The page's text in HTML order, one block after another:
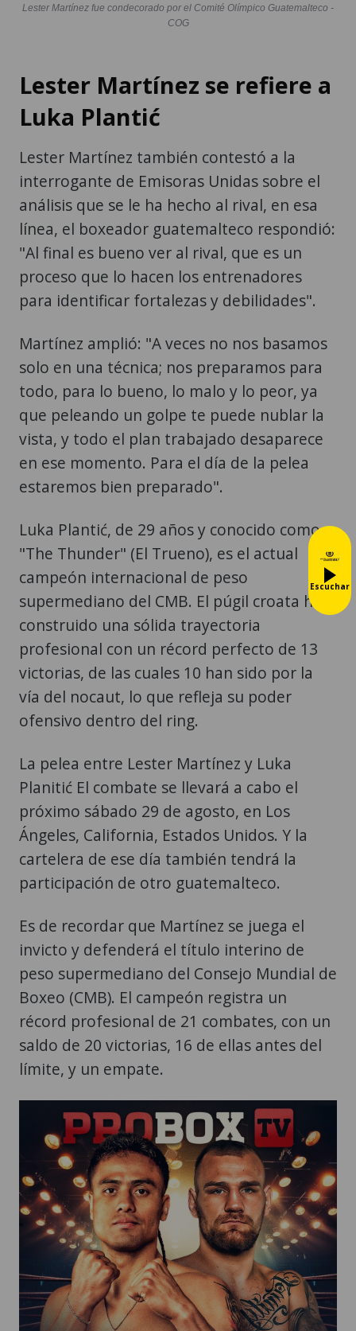
Lester Martínez fue condecorado por el Comité Olímpico Guatemalteco -
COG
Lester Martínez se refiere a
Luka Plantić
Lester Martínez también contestó a la
interrogante de Emisoras Unidas sobre el
análisis que se le ha hecho al rival, en esa
línea, el boxeador guatemalteco respondió:
"Al final es bueno ver al rival, que es un
proceso que lo hacen los entrenadores
para identificar fortalezas y debilidades".
Martínez amplió: "A veces no nos basamos
solo en una técnica; nos preparamos para
todo, para lo bueno, lo malo y lo peor, ya
que peleando un golpe te puede nublar la
vista, y todo el plan trabajado desaparece
en ese momento. Para el día de la pelea
estaremos bien preparado".
Luka Plantić, de 29 años y conocido como
"The Thunder" (El Trueno), es el actual
campeón internacional de peso
supermediano del CMB. El púgil croata ha
construido una sólida trayectoria
profesional con un récord perfecto de 13
victorias, de las cuales 10 han sido por la
vía del nocaut, lo que refleja su poder
ofensivo dentro del ring.
La pelea entre Lester Martínez y Luka
Planitić El combate se llevará a cabo el
próximo sábado 29 de agosto, en Los
Ángeles, California, Estados Unidos. Y la
cartelera de ese día también tendrá la
participación de otro guatemalteco.
Es de recordar que Martínez se juega el
invicto y defenderá el título interino de
peso supermediano del Consejo Mundial de
Boxeo (CMB). El campeón registra un
récord profesional de 21 combates, con un
saldo de 20 victorias, 16 de ellas antes del
límite, y un empate.
Escuchar